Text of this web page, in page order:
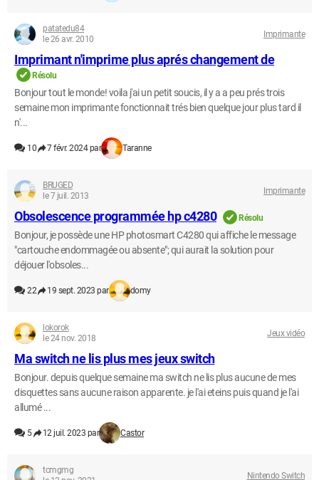
patatedu84
le 26 avr. 2010
Imprimante
Imprimant n'imprime plus aprés changement de
Résolu
Bonjour tout le monde! voila j'ai un petit soucis, il y a a peu prés trois
semaine mon imprimante fonctionnait trés bien quelque jour plus tard il
n'...
10 7 févr. 2024 par Taranne
BRUGED
le 7 juil. 2013
Imprimante
Obsolescence programmée hp c4280 Résolu
Bonjour, je possède une HP photosmart C4280 qui affiche le message
"cartouche endommagée ou absente"; qui aurait la solution pour
déjouer l'obsoles...
22 19 sept. 2023 par domy
lokorok
le 24 nov. 2018
Jeux vidéo
Ma switch ne lis plus mes jeux switch
Bonjour. depuis quelque semaine ma switch ne lis plus aucune de mes
disquettes sans aucune raison apparente. je l'ai eteins puis quand je l'ai
allumé ...
5 12 juil. 2023 par Castor
tcmgmg
Nintendo Switch